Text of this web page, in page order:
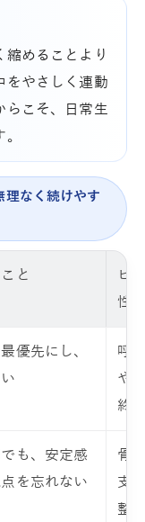
めることより
をやさしく連動
らこそ、日常生
理なく続けやす
と
ピ
性
優先にし、
呼
や
終
も、安定感
を忘れない
骨
支
整